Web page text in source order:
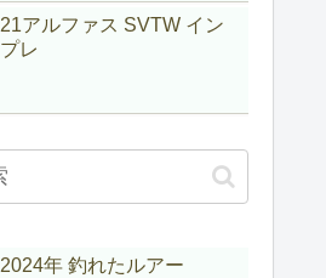
21アルファス SVTW イン
プレ
2024年 釣れたルアー